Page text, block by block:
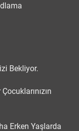
Bekliyor.
Çocuklarınızın
Erken Yaşlarda